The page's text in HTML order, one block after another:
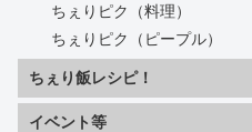
ちぇりピク（料理）
ちぇりピク（ピープル）
ちぇり飯レシピ！
イベント等